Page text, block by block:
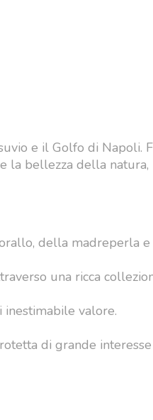
e il Golfo di Napoli.
la bellezza della natura,
della madreperla
una ricca
valore.
di grande interesse